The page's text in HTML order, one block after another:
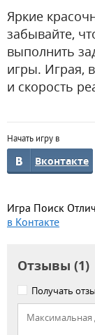
Яркие
забывайте,
выполнить
игры. Играя,
и скорость
Начать игру в
Вконтакте
Игра Поиск
в Контакте
Отзывы (1)
Получать